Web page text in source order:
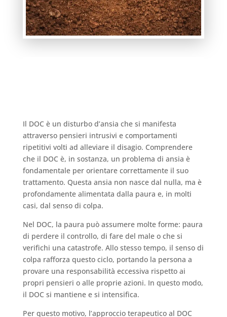
Il DOC è un disturbo d’ansia che si manifesta
attraverso pensieri intrusivi e comportamenti
ripetitivi volti ad alleviare il disagio. Comprendere
che il DOC è, in sostanza, un problema di ansia è
fondamentale per orientare correttamente il suo
trattamento. Questa ansia non nasce dal nulla, ma è
profondamente alimentata dalla paura e, in molti
casi, dal senso di colpa.
Nel DOC, la paura può assumere molte forme: paura
di perdere il controllo, di fare del male o che si
verifichi una catastrofe. Allo stesso tempo, il senso di
colpa rafforza questo ciclo, portando la persona a
provare una responsabilità eccessiva rispetto ai
propri pensieri o alle proprie azioni. In questo modo,
il DOC si mantiene e si intensifica.
Per questo motivo, l’approccio terapeutico al DOC